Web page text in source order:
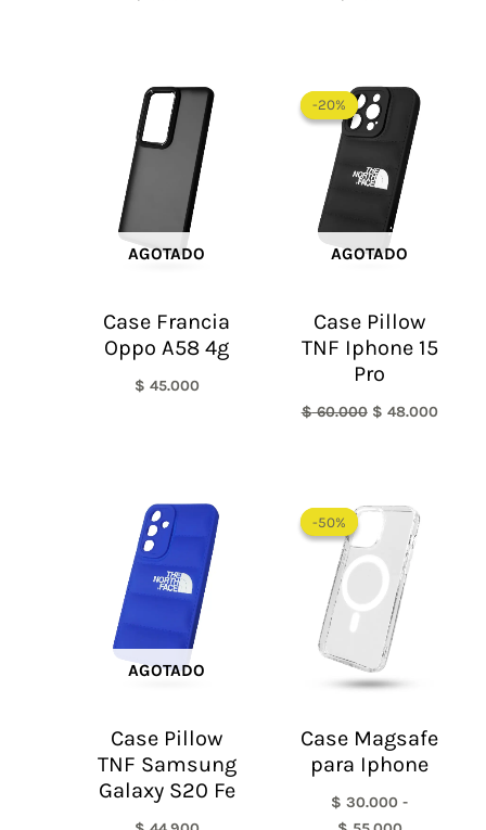
AGOTADO
Case Francia
Oppo A58 4g
$ 45.000
-20%
AGOTADO
-20%
Case Pillow
TNF Iphone 15
Pro
$60.000
precio
original
era:
$ 60.000.
$ 48.000
AGOTADO
Case Pillow
TNF Samsung
Galaxy S20 Fe
-50%
-50%
Case Magsafe
para Iphone
$ 30.000 -
de
precios:
desde
$ 30.000
hasta